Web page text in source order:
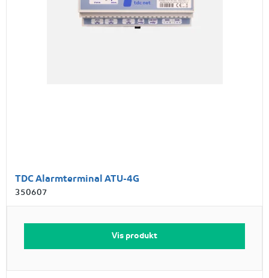
TDC Alarmterminal ATU-4G
350607
Vis produkt